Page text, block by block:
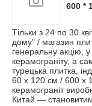
600 *
Тільки з 24 по 30
дому" / магазин
генеральну акцію,
керамограніту, а
турецька плитка,
60 х 120 см / 600 х
керамограніт
Китай —